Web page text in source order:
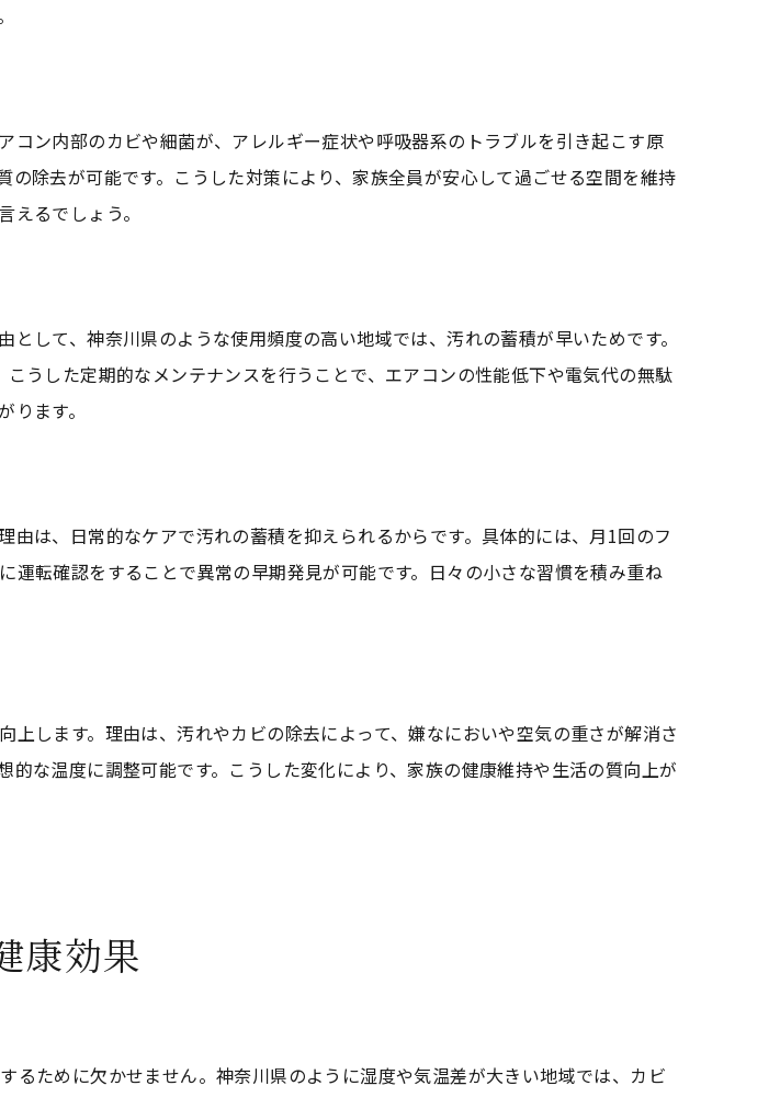
洗浄頻度とコツ
エアコンの使い方
と自己メンテナンスの違い
クリーニングの注意点
クリーナー使用時の注意事項
点と仕上がりのチェック法
専門業者の違いを比較
浄の選び方ガイド
グ後の空気改善体験談
った実体験から学ぶこと
ン洗浄の実践方法
ニングで実現する節電のコツ
ン内部のカビや細菌が、アレルギー症状や呼吸器系のトラブルを引き起こす原
除去が可能です。こうした対策により、家族全員が安心して過ごせる空間を維持
るでしょう。
して、神奈川県のような使用頻度の高い地域では、汚れの蓄積が早いためです。
うした定期的なメンテナンスを行うことで、エアコンの性能低下や電気代の無駄
ます。
は、日常的なケアで汚れの蓄積を抑えられるからです。具体的には、月1回のフ
転確認をすることで異常の早期発見が可能です。日々の小さな習慣を積み重ね
します。理由は、汚れやカビの除去によって、嫌なにおいや空気の重さが解消さ
な温度に調整可能です。こうした変化により、家族の健康維持や生活の質向上が
康効果
ために欠かせません。神奈川県のように湿度や気温差が大きい地域では、カビ
問い合わせください
問い合わせください